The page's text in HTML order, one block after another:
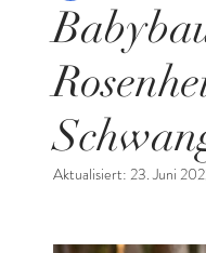
Aktualisiert: 23. Juni